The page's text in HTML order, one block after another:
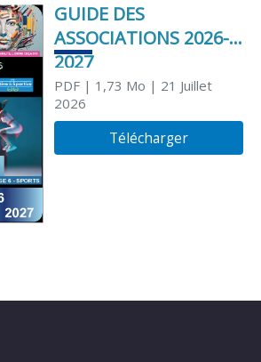
GUIDE DES
ASSOCIATIONS 2026-
2027
PDF| 1,73 Mo | 21 Juillet
2026
Télécharger